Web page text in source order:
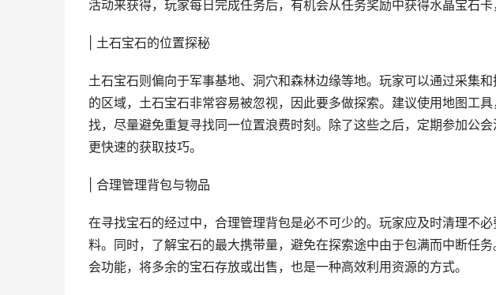
活动来获得，玩家每日完成任务后，有机会从任务奖励中获得水晶宝石卡
| 土石宝石的位置探秘
土石宝石则偏向于军事基地、洞穴和森林边缘等地。玩家可以通过采集
的区域，土石宝石非常容易被忽视，因此要多做探索。建议使用地图工
找，尽量避免重复寻找同一位置浪费时刻。除了这些之后，定期参加公
更快速的获取技巧。
| 合理管理背包与物品
在寻找宝石的经过中，合理管理背包是必不可少的。玩家应及时清理不
料。同时，了解宝石的最大携带量，避免在探索途中由于包满而中断任
会功能，将多余的宝石存放或出售，也是一种高效利用资源的方式。